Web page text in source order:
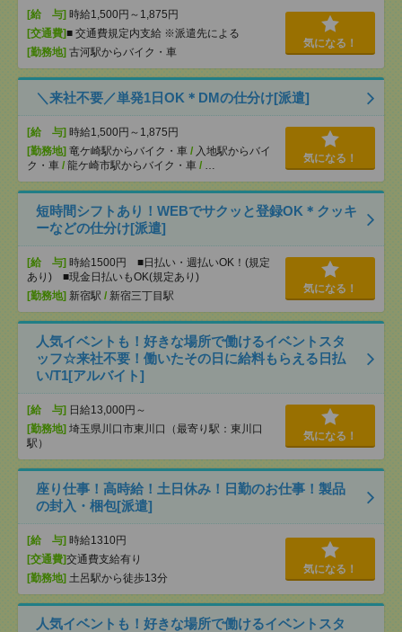
[給 与] 時給1,500円～1,875円
[交通費]■ 交通費規定内支給 ※派遣先による
[勤務地] 古河駅からバイク・車
気になる！
＼来社不要／単発1日OK＊DMの仕分け[派遣]
[給 与] 時給1,500円～1,875円
[勤務地] 竜ケ崎駅からバイク・車 / 入地駅からバイ
ク・車 / 龍ケ崎市駅からバイク・車 / …
気になる！
短時間シフトあり！WEBでサクッと登録OK＊クッキ
ーなどの仕分け[派遣]
[給 与] 時給1500円 ■日払い・週払いOK！(規定
あり) ■現金日払いもOK(規定あり)
[勤務地] 新宿駅 / 新宿三丁目駅
気になる！
人気イベントも！好きな場所で働けるイベントスタ
ッフ☆来社不要！働いたその日に給料もらえる日払
い/T1[アルバイト]
[給 与] 日給13,000円～
[勤務地] 埼玉県川口市東川口（最寄り駅：東川口
駅）
気になる！
座り仕事！高時給！土日休み！日勤のお仕事！製品
の封入・梱包[派遣]
[給 与] 時給1310円
[交通費]交通費支給有り
[勤務地] 土呂駅から徒歩13分
気になる！
人気イベントも！好きな場所で働けるイベントスタ